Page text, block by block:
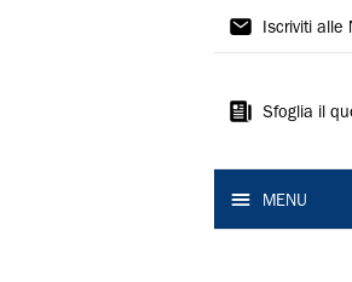
Il
Iscriviti alle
Sfoglia il
MENU